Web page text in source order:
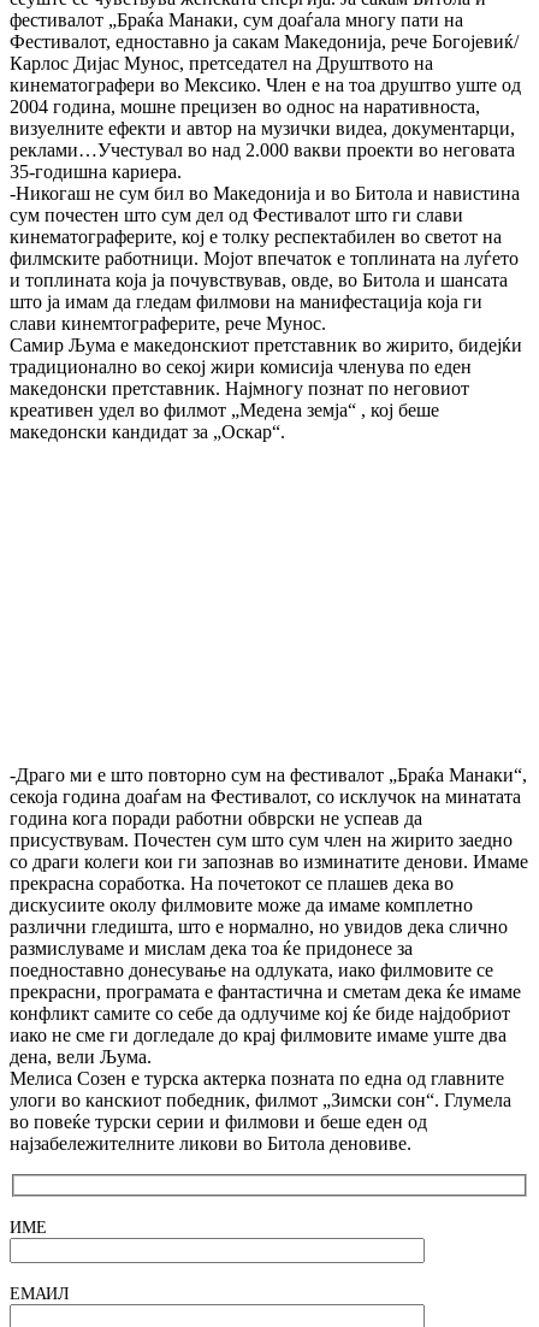
фестивалот „Браќа Манаки, сум доаѓала многу пати на
Фестивалот, едноставно ја сакам Македонија, рече Богојевиќ/
Карлос Дијас Мунос, претседател на Друштвото на
кинематографери во Мексико. Член е на тоа друштво уште од
2004 година, мошне прецизен во однос на наративноста,
визуелните ефекти и автор на музички видеа, документарци,
реклами…Учестувал во над 2.000 вакви проекти во неговата
35-годишна кариера.
-Никогаш не сум бил во Македонија и во Битола и навистина
сум почестен што сум дел од Фестивалот што ги слави
кинематограферите, кој е толку респектабилен во светот на
филмските работници. Мојот впечаток е топлината на луѓето
и топлината која ја почувствував, овде, во Битола и шансата
што ја имам да гледам филмови на манифестација која ги
слави кинемтограферите, рече Мунос.
Самир Љума е македонскиот претставник во жирито, бидејќи
традиционално во секој жири комисија членува по еден
македонски претставник. Најмногу познат по неговиот
креативен удел во филмот „Медена земја“ , кој беше
македонски кандидат за „Оскар“.
-Драго ми е што повторно сум на фестивалот „Браќа Манаки“,
секоја година доаѓам на Фестивалот, со исклучок на минатата
година кога поради работни обврски не успеав да
присуствувам. Почестен сум што сум член на жирито заедно
со драги колеги кои ги запознав во изминатите денови. Имаме
прекрасна соработка. На почетокот се плашев дека во
дискусиите околу филмовите може да имаме комплетно
различни гледишта, што е нормално, но увидов дека слично
размислуваме и мислам дека тоа ќе придонесе за
поедноставно донесување на одлуката, иако филмовите се
прекрасни, програмата е фантастична и сметам дека ќе имаме
конфликт самите со себе да одлучиме кој ќе биде најдобриот
иако не сме ги догледале до крај филмовите имаме уште два
дена, вели Љума.
Мелиса Созен е турска актерка позната по една од главните
улоги во канскиот победник, филмот „Зимски сон“. Глумела
во повеќе турски серии и филмови и беше еден од
најзабележителните ликови во Битола деновиве.
ИМЕ
ЕМАИЛ